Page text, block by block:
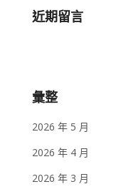
近期留言
彙整
2026 年 5 月
2026 年 4 月
2026 年 3 月